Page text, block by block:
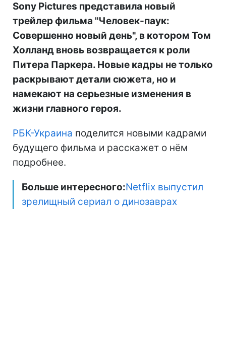
Sony Pictures представила новый
трейлер фильма "Человек-паук:
Совершенно новый день", в котором Том
Холланд вновь возвращается к роли
Питера Паркера. Новые кадры не только
раскрывают детали сюжета, но и
намекают на серьезные изменения в
жизни главного героя.
РБК-Украина поделится новыми кадрами
будущего фильма и расскажет о нём
подробнее.
Больше интересного:Netflix выпустил
зрелищный сериал о динозаврах